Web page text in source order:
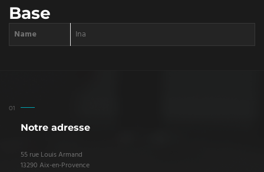
Base
Name Ina
Notre adresse
55 rue Louis Armand
13290 Aix-en-Provence